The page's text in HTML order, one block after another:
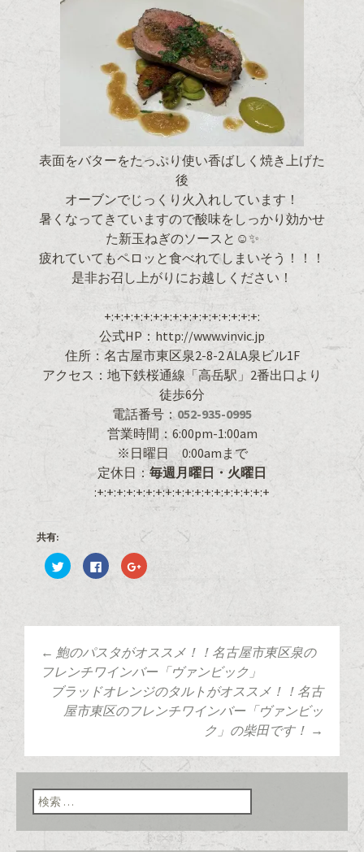
表面をバターをたっぷり使い香ばしく焼き上げた
後
オーブンでじっくり火入れしています！
暑くなってきていますので酸味をしっかり効かせ
た新玉ねぎのソースと☺✨
疲れていてもペロッと食べれてしまいそう！！！
是非お召し上がりにお越しください！
+:+:+:+:+:+:+:+:+:+:+:+:+:+:+:+:
公式HP：http://www.vinvic.jp
住所：名古屋市東区泉2-8-2 ALA泉ビル1F
アクセス：地下鉄桜通線「高岳駅」2番出口より
徒歩6分
電話番号： 052-935-0995
営業時間：6:00pm-1:00am
※日曜日 0:00amまで
定休日：毎週月曜日・火曜日
:+:+:+:+:+:+:+:+:+:+:+:+:+:+:+:+:+:+
共有:
ク
リ
t
t
e
r
で
共
有
(
ウ
ド
で
開
F
a
共
有
す
る
に
は
ク
リ
て
さ
新
ク
リ
g
l
e
+
で
共
有
(
ウ
ィ
ド
開
ま
す
投稿ナビゲーショ
ン
← 鮑のパスタがオススメ！！名古屋市東区泉の
フレンチワインバー「ヴァンビック」
ブラッドオレンジのタルトがオススメ！！名古
屋市東区のフレンチワインバー「ヴァンビッ
ク」の柴田です！ →
検索: